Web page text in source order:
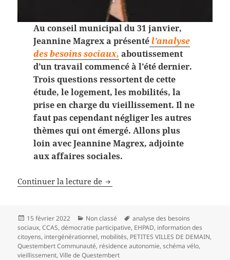
Au conseil municipal du 31 janvier,
Jeannine Magrex a présentél’analyse
des besoins sociaux, aboutissement
d’un travail commencé à l’été dernier.
Trois questions ressortent de cette
étude, le logement, les mobilités, la
prise en charge du vieillissement. Il ne
faut pas cependant négliger les autres
thèmes qui ont émergé. Allons plus
loin avec Jeannine Magrex, adjointe
aux affaires sociales.
Continuer la lecture de Analyse des Besoins sociaux,
Publié
le
15 février 2022 Catégories
Non classé
Mots-
clés
analyse des besoins
sociaux,CCAS,démocratie participative, EHPAD, information des
citoyens, intergénérationnel, mobilités, PETITES VILLES DE DEMAIN,
Questembert Communauté, résidence autonomie,schéma vélo,
vieillissement,Ville de Questembert